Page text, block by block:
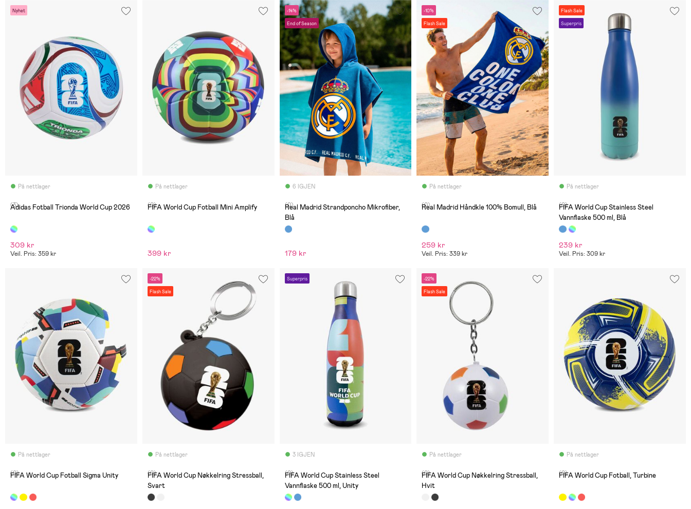
Nyhet
På nettlager
(3)
Adidas Fotball Trionda World Cup 2026
309 kr
Veil. Pris: 359 kr
På nettlager
(0)
FIFA World Cup Fotball Mini Amplify
399 kr
-14%
End of Season
6 IGJEN
(0)
Real Madrid Strandponcho Mikrofiber,
Blå
179 kr
-10%
Flash Sale
På nettlager
(0)
Real Madrid Håndkle 100% Bomull, Blå
259 kr
Veil. Pris: 339 kr
Flash Sale
Superpris
På nettlager
(0)
FIFA World Cup Stainless Steel
Vannflaske 500 ml, Blå
239 kr
Veil. Pris: 309 kr
På nettlager
(0)
FIFA World Cup Fotball Sigma Unity
-22%
Flash Sale
På nettlager
(0)
FIFA World Cup Nøkkelring Stressball,
Svart
Superpris
3 IGJEN
(0)
FIFA World Cup Stainless Steel
Vannflaske 500 ml, Unity
-22%
Flash Sale
På nettlager
(0)
FIFA World Cup Nøkkelring Stressball,
Hvit
På nettlager
(0)
FIFA World Cup Fotball, Turbine